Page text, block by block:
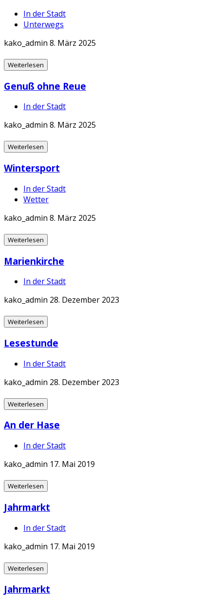
In der Stadt
Unterwegs
kako_admin 8. März 2025
Weiterlesen
Genuß ohne Reue
In der Stadt
kako_admin 8. März 2025
Weiterlesen
Wintersport
In der Stadt
Wetter
kako_admin 8. März 2025
Weiterlesen
Marienkirche
In der Stadt
kako_admin 28. Dezember 2023
Weiterlesen
Lesestunde
In der Stadt
kako_admin 28. Dezember 2023
Weiterlesen
An der Hase
In der Stadt
kako_admin 17. Mai 2019
Weiterlesen
Jahrmarkt
In der Stadt
kako_admin 17. Mai 2019
Weiterlesen
Jahrmarkt